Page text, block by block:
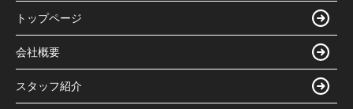
トップページ
会社概要
スタッフ紹介